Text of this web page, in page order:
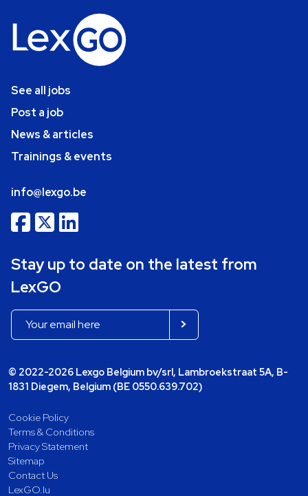
See all jobs
Post a job
News & articles
Trainings & events
info@lexgo.be
Stay up to date on the latest from
LexGO
© 2022-2026 Lexgo Belgium bv/srl, Lambroekstraat 5A, B-
1831 Diegem, Belgium (BE 0550.639.702)
Cookie Policy
Terms & Conditions
Privacy Statement
Sitemap
Contact Us
LexGO.lu